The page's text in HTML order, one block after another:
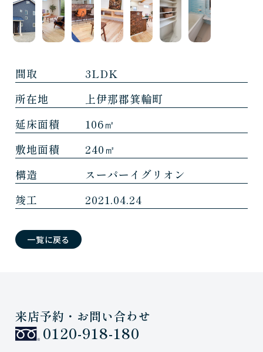
間取
3LDK
所在地
上伊那郡箕輪町
延床面積
106㎡
敷地面積
240㎡
構造
スーパーイグリオン
竣工
2021.04.24
一覧に戻る
来店予約・お問い合わせ
0120-918-180